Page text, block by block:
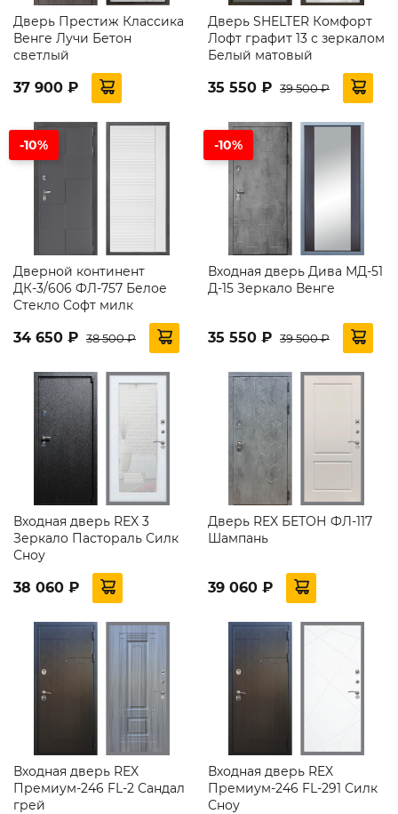
Дверь Престиж Классика
Венге Лучи Бетон
светлый
37 900 ₽
Дверь SHELTER Комфорт
Лофт графит 13 с зеркалом
Белый матовый
35 550 ₽ 39 500 ₽
-10%
Дверной континент
ДК-3/606 ФЛ-757 Белое
Стекло Софт милк
34 650 ₽ 38 500 ₽
-10%
Входная дверь Дива МД-51
Д-15 Зеркало Венге
35 550 ₽ 39 500 ₽
Входная дверь REX 3
Зеркало Пастораль Силк
Сноу
38 060 ₽
Дверь REX БЕТОН ФЛ-117
Шампань
39 060 ₽
Входная дверь REX
Премиум-246 FL-2 Сандал
грей
Входная дверь REX
Премиум-246 FL-291 Силк
Сноу